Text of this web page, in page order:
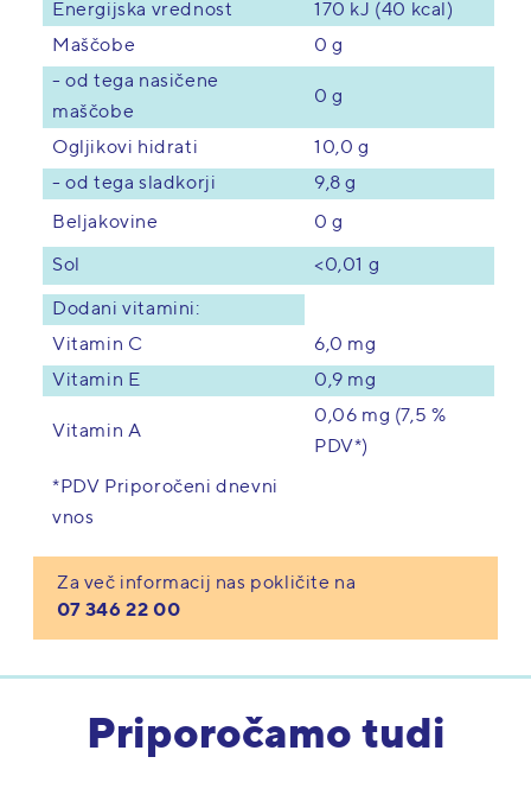
Energijska vrednost
170 kJ (40 kcal)
Maščobe
0 g
- od tega nasičene
maščobe
0 g
Ogljikovi hidrati
10,0 g
- od tega sladkorji
9,8 g
Beljakovine 0 g
Sol <0,01 g
Dodani vitamini:
Vitamin C
6,0 mg
Vitamin E
0,9 mg
Vitamin A
0,06 mg (7,5 %
PDV*)
*PDV Priporočeni dnevni
vnos
Za več informacij nas pokličite na
07 346 22 00
Priporočamo tudi